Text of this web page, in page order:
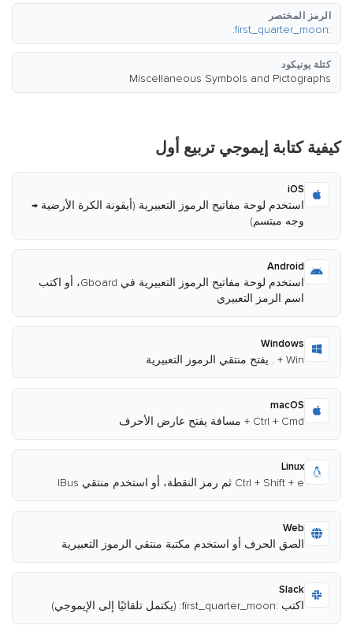
الرمز المختصر
:first_quarter_moon:
كتلة يونيكود
Miscellaneous Symbols and Pictographs
كيفية كتابة إيموجي تربيع أول
iOS
استخدم لوحة مفاتيح الرموز التعبيرية (أيقونة الكرة الأرضية →
وجه مبتسم)
Android
استخدم لوحة مفاتيح الرموز التعبيرية في Gboard، أو اكتب
اسم الرمز التعبيري
Windows
Win + . يفتح منتقي الرموز التعبيرية
macOS
Ctrl + Cmd + مسافة يفتح عارض الأحرف
Linux
Ctrl + Shift + e ثم رمز النقطة، أو استخدم منتقي IBus
Web
الصق الحرف أو استخدم مكتبة منتقي الرموز التعبيرية
Slack
اكتب :first_quarter_moon: (يكتمل تلقائيًا إلى الإيموجي)